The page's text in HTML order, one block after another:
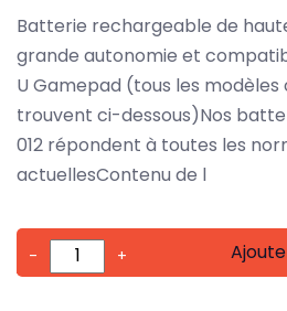
Batterie rechargeable de
grande autonomie et
U Gamepad (tous les
trouvent ci-dessous)Nos
012 répondent à toutes les
actuellesContenu de l
- +